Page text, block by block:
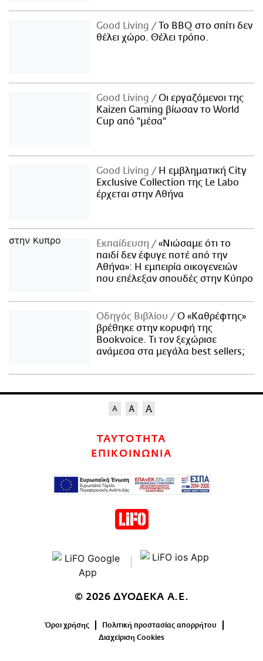
Good Living
Το BBQ στο σπίτι δεν
θέλει χώρο. Θέλει τρόπο.
Good Living
Οι εργαζόμενοι της
Kaizen Gaming βίωσαν το World
Cup από "μέσα"
Good Living
Η εμβληματική City
Exclusive Collection της Le Labo
έρχεται στην Αθήνα
Εκπαίδευση
«Νιώσαμε ότι το
παιδί δεν έφυγε ποτέ από την
Αθήνα»: Η εμπειρία οικογενειών
που επέλεξαν σπουδές στην Κύπρο
Οδηγός Βιβλίου
Ο «Καθρέφτης»
βρέθηκε στην κορυφή της
Bookvoice. Τι τον ξεχώρισε
ανάμεσα στα μεγάλα best sellers;
ΤΑΥΤΟΤΗΤΑ
ΕΠΙΚΟΙΝΩΝΙΑ
© 2026 ΔΥΟΔΕΚΑ Α.Ε.
Όροι χρήσης
Πολιτική προστασίας απορρήτου
Διαχείριση Cookies